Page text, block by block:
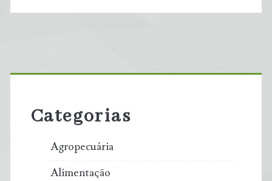
diminuir
Primary
Categorias
Agropecuária
Alimentação